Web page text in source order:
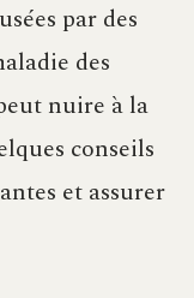
par des
des
nuire à la
conseils
et assurer